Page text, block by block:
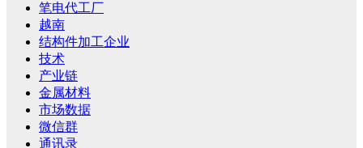
笔电代工厂
越南
结构件加工企业
技术
产业链
金属材料
市场数据
微信群
通讯录